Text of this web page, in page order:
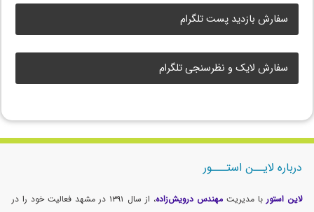
سفارش بازدید پست تلگرام
سفارش لایک و نظرسنجی تلگرام